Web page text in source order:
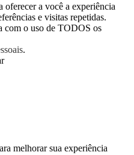
oferecer a você a experiência
e visitas repetidas.
com o uso de TODOS os
.
melhorar sua experiência